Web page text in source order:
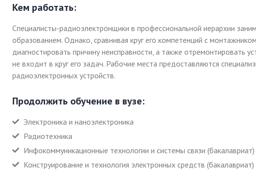
Кем работать:
Специалисты-радиоэлектронщики в профессиональной иерархии
образованием. Однако, сравнивая круг его компетенций с
диагностировать причину неисправности, а также отремонтировать
не входит в круг его задач. Рабочие места предоставляются
радиоэлектронных устройств.
Продолжить обучение в вузе:
Электроника и наноэлектроника
Радиотехника
Инфокоммуникационные технологии и системы связи (бакалавриат)
Конструирование и технология электронных средств (бакалавриат)